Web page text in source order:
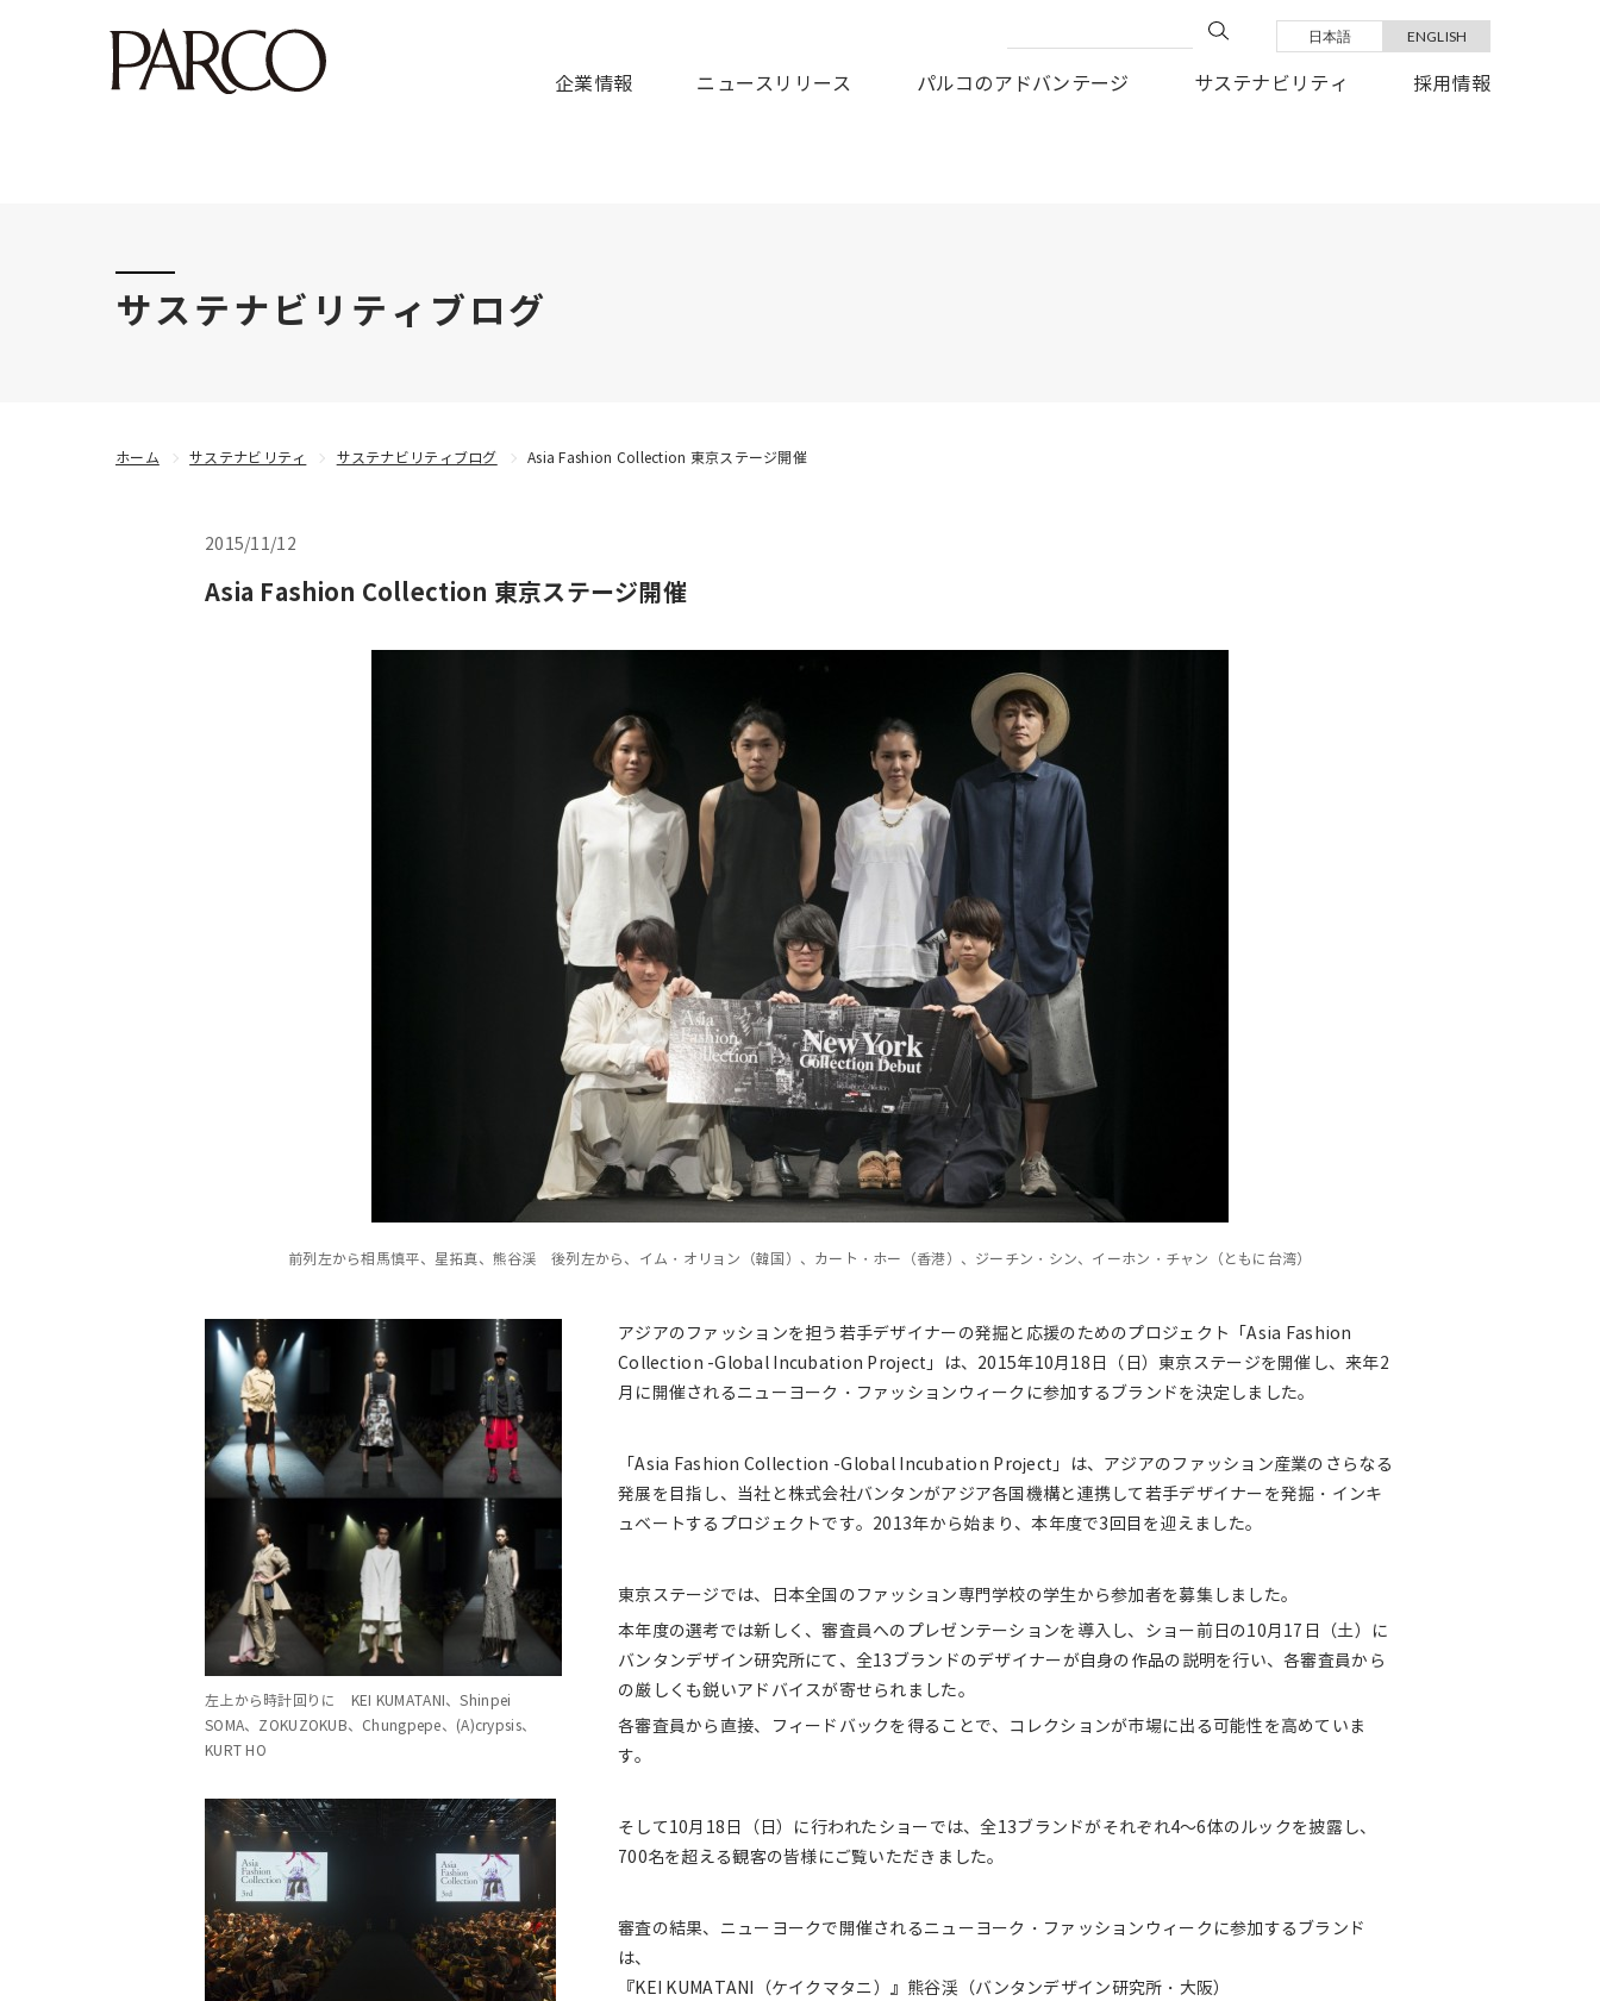
このたびの令和8年熊本地震により被害にあわれた皆様に謹んでお見舞い申しあげますとともに、被災地の一日も早い復旧を、心よりお祈り申しあげます。
日本語 ENGLISH
企業情報 ニュースリリース パルコのアドバンテージ サステナビリティ 採用情報
サステナビリティブログ
2015/11/12
Asia Fashion Collection 東京ステージ開催
前列左から相馬慎平、星拓真、熊谷渓 後列左から、イム・オリョン（韓国）、カート・ホー（香港）、ジーチン・シン、イーホン・チャン（ともに台湾）
アジアのファッションを担う若手デザイナーの発掘と応援のためのプロジェクト「Asia Fashion
Collection -Global Incubation Project」は、2015年10月18日（日）東京ステージを開催し、来年2
月に開催されるニューヨーク・ファッションウィークに参加するブランドを決定しました。
「Asia Fashion Collection -Global Incubation Project」は、アジアのファッション産業のさらなる
発展を目指し、当社と株式会社バンタンがアジア各国機構と連携して若手デザイナーを発掘・インキ
ュベートするプロジェクトです。2013年から始まり、本年度で3回目を迎えました。
東京ステージでは、日本全国のファッション専門学校の学生から参加者を募集しました。
本年度の選考では新しく、審査員へのプレゼンテーションを導入し、ショー前日の10月17日（土）に
バンタンデザイン研究所にて、全13ブランドのデザイナーが自身の作品の説明を行い、各審査員から
の厳しくも鋭いアドバイスが寄せられました。
各審査員から直接、フィードバックを得ることで、コレクションが市場に出る可能性を高めていま
す。
そして10月18日（日）に行われたショーでは、全13ブランドがそれぞれ4～6体のルックを披露し、
700名を超える観客の皆様にご覧いただきました。
審査の結果、ニューヨークで開催されるニューヨーク・ファッションウィークに参加するブランド
は、
『KEI KUMATANI（ケイクマタニ）』熊谷渓（バンタンデザイン研究所・大阪）
左上から時計回りに KEI KUMATANI、Shinpei
SOMA、ZOKUZOKUB、Chungpepe、(A)crypsis、
KURT HO
ホーム サステナビリティ サステナビリティブログ Asia Fashion Collection 東京ステージ開催